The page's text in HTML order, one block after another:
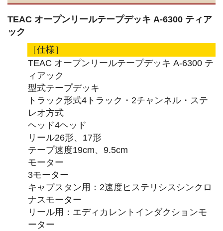
TEAC オープンリールテープデッキ A-6300 ティア
ック
［仕様］
TEAC オープンリールテープデッキ A-6300 テ
ィアック
型式テープデッキ
トラック形式4トラック・2チャンネル・ステ
レオ方式
ヘッド4ヘッド
リール26形、17形
テープ速度19cm、9.5cm
モーター
3モーター
キャプスタン用：2速度ヒステリシスシンクロ
ナスモーター
リール用：エディカレントインダクションモ
ーター